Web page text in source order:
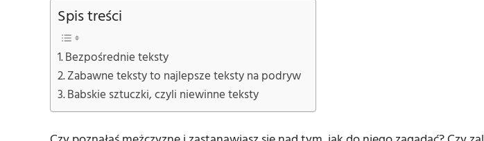
Spis treści
Bezpośrednie teksty
Zabawne teksty to najlepsze teksty na podryw
Babskie sztuczki, czyli niewinne teksty